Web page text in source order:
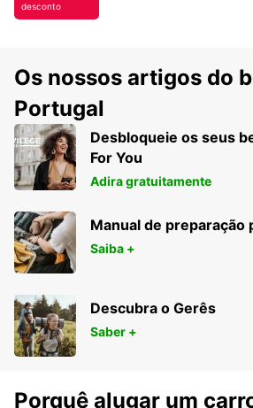
desconto
Os nossos artigos do
Portugal
Desbloqueie os seus
For You
Adira gratuitamente
Manual de preparação
Saiba +
Descubra o Gerês
Saber +
Porquê alugar um